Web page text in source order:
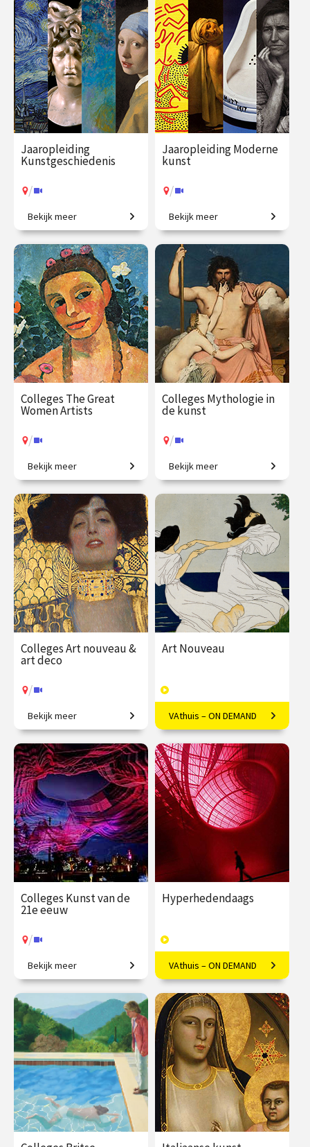
€ 35.00
vanaf 17
aug.
/ Op locatie of online
€ 345.00
vanaf 22
sep.
/ Op locatie of online
Jaaropleiding
Kunstgeschiedenis
/
Het colloquium
kunstgeschiedenis, in één
jaar. Een uitgebreid
chronologisch overzicht.
€ 1225.00
vanaf 23
sep.
/ Op locatie of online
Bekijk meer
Jaaropleiding Moderne
kunst
/
Is dit kunst? Zo ja, waarom?
€ 1059.00
vanaf 5
okt.
/ Op locatie of online
Bekijk meer
Colleges The Great
Women Artists
/
Vrouwen in de
kunstgeschiedenis, van
Judith Leyster tot Nan
Goldin.
€ 345.00
vanaf 21
sep.
/ Op locatie of online
Bekijk meer
Colleges Mythologie in
de kunst
/
Griekse en Romeinse goden
bewijzen hun
onsterfelijkheid.
€ 345.00
vanaf 22
sep.
/ Op locatie of online
Bekijk meer
Colleges Art nouveau &
art deco
/
Restyling van de wereld.
€ 345.00
vanaf 22
sep.
/ Op locatie of online
Bekijk meer
Art Nouveau
Vloeiende vernieuwing in
Europa
€ 169.00
40
afleveringen
Speeltijd 10 uur
VAthuis
VAthuis – ON DEMAND
Colleges Kunst van de
21e eeuw
/
Van penseelstreek tot pixel
€ 345.00
vanaf 25
jan.
/ Op locatie of online
Bekijk meer
Hyperhedendaags
Kunst in de eenentwintigste
eeuw
€ 169.00
40
afleveringen
Speeltijd 12 uur
VAthuis
VAthuis – ON DEMAND